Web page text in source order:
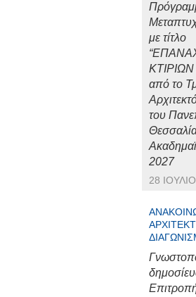
με τίτλο
από το
του
2027
28